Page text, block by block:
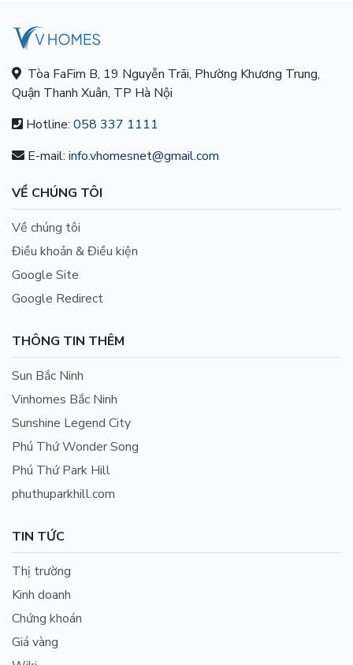
Tòa FaFim B, 19 Nguyễn Trãi, Phường Khương Trung,
Quận Thanh Xuân, TP Hà Nội
Hotline: 058 337 1111
E-mail: info.vhomesnet@gmail.com
VỀ CHÚNG TÔI
Về chúng tôi
Điều khoản & Điều kiện
Google Site
Google Redirect
THÔNG TIN THÊM
Sun Bắc Ninh
Vinhomes Bắc Ninh
Sunshine Legend City
Phú Thứ Wonder Song
Phú Thứ Park Hill
phuthuparkhill.com
TIN TỨC
Thị trường
Kinh doanh
Chứng khoán
Giá vàng